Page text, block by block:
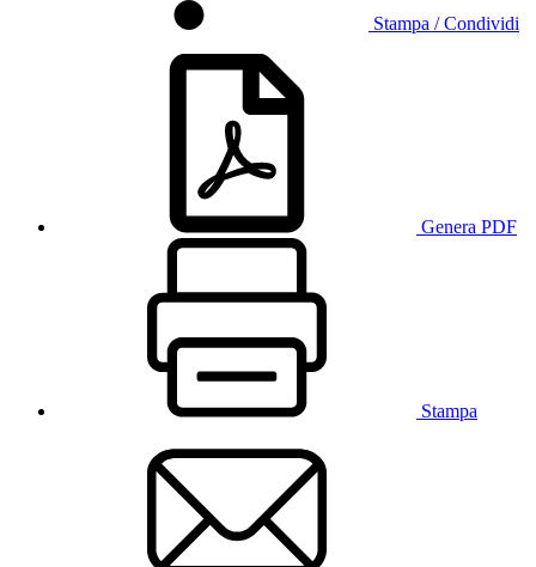
Stampa / Condividi
Genera PDF
Stampa